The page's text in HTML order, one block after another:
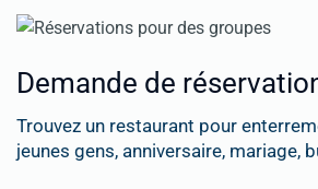
Demande de
Trouvez un restaurant pour
jeunes gens, anniversaire, mariage,